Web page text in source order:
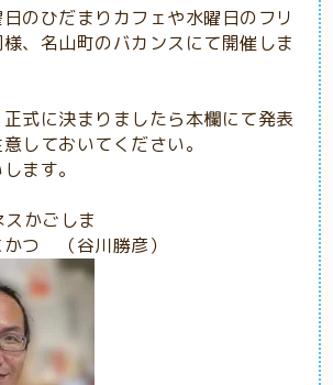
のひだまりカフェや水曜日のフリ
、名山町のバカンスにて開催しま
式に決まりましたら本欄にて発表
しておいてください。
ます。
かごしま
つ （谷川勝彦）